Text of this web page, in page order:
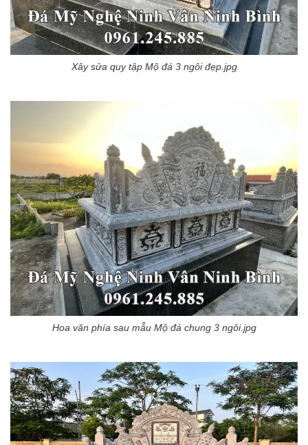
Xây sửa quy tập Mộ đá 3 ngôi đẹp.jpg
Hoa văn phía sau mẫu Mộ đá chung 3 ngôi.jpg